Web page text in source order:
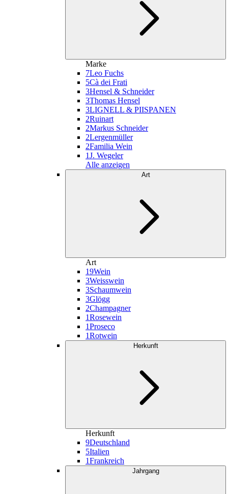
Marke
7Leo Fuchs
5Cà dei Frati
3Hensel & Schneider
3Thomas Hensel
3LIGNELL & PIISPANEN
2Ruinart
2Markus Schneider
2Lergenmüller
2Familia Wein
1J. Wegeler
Alle anzeigen
Art
Art
19Wein
3Weisswein
3Schaumwein
3Glögg
2Champagner
1Rosewein
1Proseco
1Rotwein
Herkunft
Herkunft
9Deutschland
5Italien
1Frankreich
Jahrgang